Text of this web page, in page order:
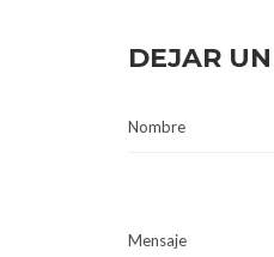
DEJAR
Nombre
Mensaje